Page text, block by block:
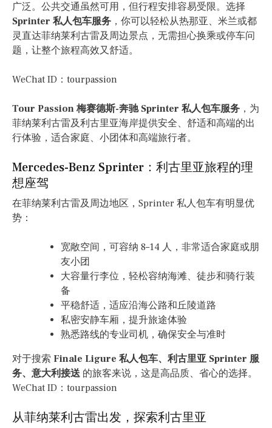
广泛。公共交通虽然可用，但行程安排容易受限。选择
Sprinter 私人包车服务 ，你可以轻松从热那亚、米兰或都
灵直达菲纳莱利古雷及周边景点，无需担心换乘或停车问
题，让整个旅程高效又舒适。
WeChat ID：tourpassion
Tour Passion 梅赛德斯-奔驰 Sprinter 私人包车服务 ，为
菲纳莱利古雷及利古里亚海岸提供安全、舒适和高端的出
行体验，适合家庭、小团体和高端旅行者。
Mercedes-Benz Sprinter：利古里亚旅程的理
想座驾
在菲纳莱利古雷及周边地区，Sprinter 私人包车有明显优
势：
宽敞空间，可容纳 8–14 人，非常适合家庭或朋
友小团
大容量行李位，轻松容纳海滩、徒步和骑行装
备
平稳舒适，适应沿海公路和丘陵道路
私密安静车厢，提升旅途体验
熟悉路线的专业司机，确保安全与准时
对于搜索 Finale Ligure 私人包车、利古里亚 Sprinter 服
务、意大利接送 的旅客来说，这是高品质、省心的选择。
WeChat ID：tourpassion
从菲纳莱利古雷出发，探索利古里亚